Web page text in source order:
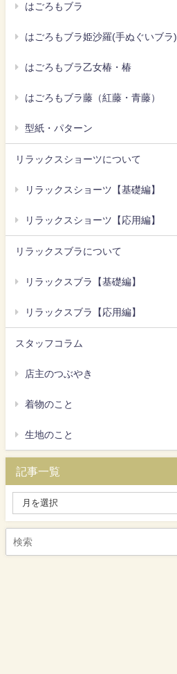
はごろもブラ
はごろもブラ姫沙羅(手ぬぐいブラ)
はごろもブラ乙女椿・椿
はごろもブラ藤（紅藤・青藤）
型紙・パターン
リラックスショーツについて
リラックスショーツ【基礎編】
リラックスショーツ【応用編】
リラックスブラについて
リラックスブラ【基礎編】
リラックスブラ【応用編】
スタッフコラム
店主のつぶやき
着物のこと
生地のこと
記事一覧